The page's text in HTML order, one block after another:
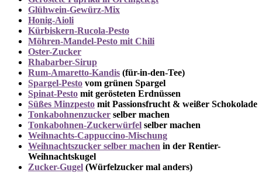
Glühwein-Gewürz-Mix
Honig-Aioli
Kürbiskern-Rucola-Pesto
Möhren-Mandel-Pesto mit Chili
Oster-Zucker
Rhabarber-Sirup
Rum-Amaretto-Kandis (für-in-den-Tee)
Spargel-Pesto vom grünen Spargel
Spinat-Pesto mit gerösteten Erdnüssen
Süßes Minzpesto mit Passionsfrucht & weißer Schokolade
Tonkabohnenzucker selber machen
Tonkabohnen-Zuckerwürfel selber machen
Weihnachts-Cappuccino-Mischung
Weihnachtszucker selber machen in der Rentier-
Weihnachtskugel
Zucker-Gugel (Würfelzucker mal anders)